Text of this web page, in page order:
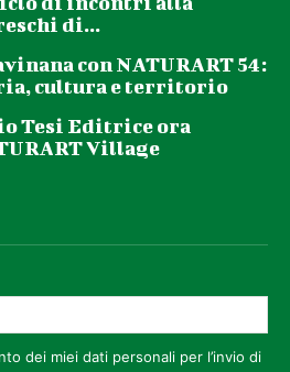
di...
con NATURART 54:
cultura e territorio
Tesi Editrice ora
Village
dei miei dati personali per l’invio di